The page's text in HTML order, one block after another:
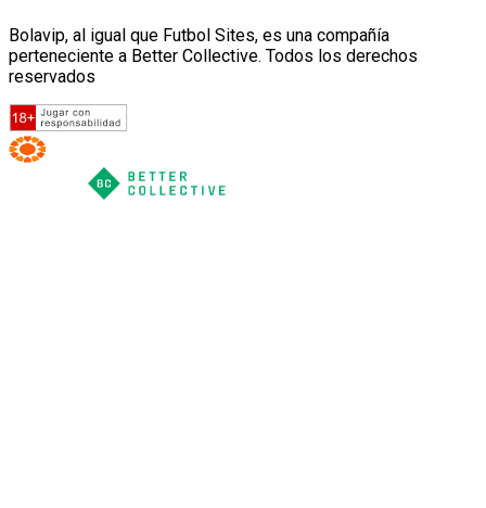
Bolavip, al igual que Futbol Sites, es una compañía
perteneciente a Better Collective. Todos los derechos
reservados